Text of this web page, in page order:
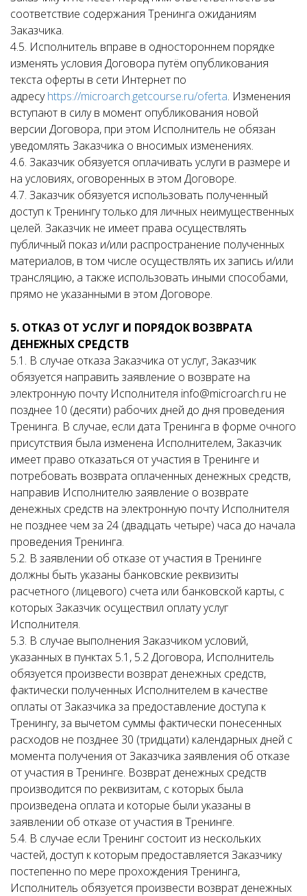
соответствие содержания Тренинга ожиданиям
Заказчика.
4.5. Исполнитель вправе в одностороннем порядке
изменять условия Договора путём опубликования
текста оферты в сети Интернет по
адресуhttps://microarch.getcourse.ru/oferta. Изменения
вступают в силу в момент опубликования новой
версии Договора, при этом Исполнитель не обязан
уведомлять Заказчика о вносимых изменениях.
4.6. Заказчик обязуется оплачивать услуги в размере и
на условиях, оговоренных в этом Договоре.
4.7. Заказчик обязуется использовать полученный
доступ к Тренингу только для личных неимущественных
целей. Заказчик не имеет права осуществлять
публичный показ и/или распространение полученных
материалов, в том числе осуществлять их запись и/или
трансляцию, а также использовать иными способами,
прямо не указанными в этом Договоре.
5. ОТКАЗ ОТ УСЛУГ И ПОРЯДОК ВОЗВРАТА
ДЕНЕЖНЫХ СРЕДСТВ
5.1. В случае отказа Заказчика от услуг, Заказчик
обязуется направить заявление о возврате на
электронную почту Исполнителя info@microarch.ru не
позднее 10 (десяти) рабочих дней до дня проведения
Тренинга. В случае, если дата Тренинга в форме очного
присутствия была изменена Исполнителем, Заказчик
имеет право отказаться от участия в Тренинге и
потребовать возврата оплаченных денежных средств,
направив Исполнителю заявление о возврате
денежных средств на электронную почту Исполнителя
не позднее чем за 24 (двадцать четыре) часа до начала
проведения Тренинга.
5.2. В заявлении об отказе от участия в Тренинге
должны быть указаны банковские реквизиты
расчетного (лицевого) счета или банковской карты, с
которых Заказчик осуществил оплату услуг
Исполнителя.
5.3. В случае выполнения Заказчиком условий,
указанных в пунктах 5.1, 5.2 Договора, Исполнитель
обязуется произвести возврат денежных средств,
фактически полученных Исполнителем в качестве
оплаты от Заказчика за предоставление доступа к
Тренингу, за вычетом суммы фактически понесенных
расходов не позднее 30 (тридцати) календарных дней с
момента получения от Заказчика заявления об отказе
от участия в Тренинге. Возврат денежных средств
производится по реквизитам, с которых была
произведена оплата и которые были указаны в
заявлении об отказе от участия в Тренинге.
5.4. В случае если Тренинг состоит из нескольких
частей, доступ к которым предоставляется Заказчику
постепенно по мере прохождения Тренинга,
Исполнитель обязуется произвести возврат денежных